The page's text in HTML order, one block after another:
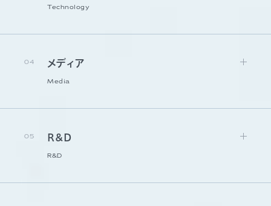
Technology
04 メディア
Media
05 R&D
R&D